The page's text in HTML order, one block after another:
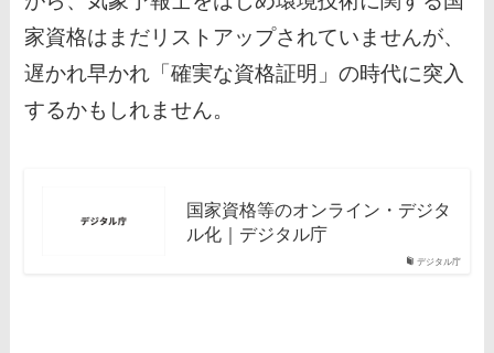
家資格はまだリストアップされていませんが、
遅かれ早かれ「確実な資格証明」の時代に突入
するかもしれません。
デジタル庁
国家資格等のオンライン・デジタ
ル化｜デジタル庁